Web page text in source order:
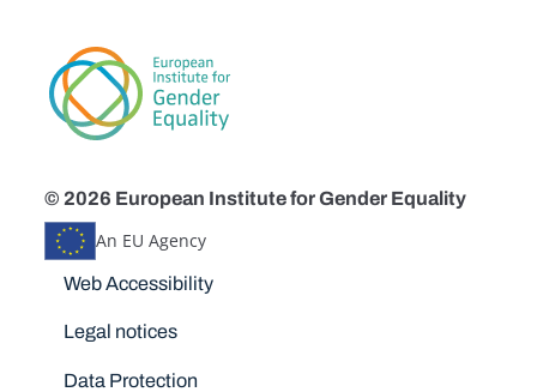
© 2026 European Institute for Gender Equality
An EU Agency
Disclaimers
Web Accessibility
Legal notices
Data Protection